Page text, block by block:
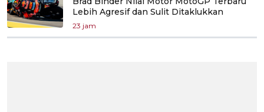
Lebih Agresif dan Sulit Ditaklukkan
23 jam